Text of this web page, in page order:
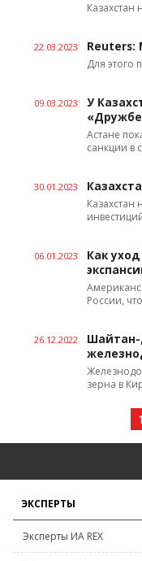
Казахстан
22.03.2023 Reuters:
Для этого
09.03.2023
У
Астане
санкции в
30.01.2023
06.01.2023
Как
России,
26.12.2022
Шайтан-
зерна в
1
ЭКСПЕРТЫ
Эксперты ИА REX